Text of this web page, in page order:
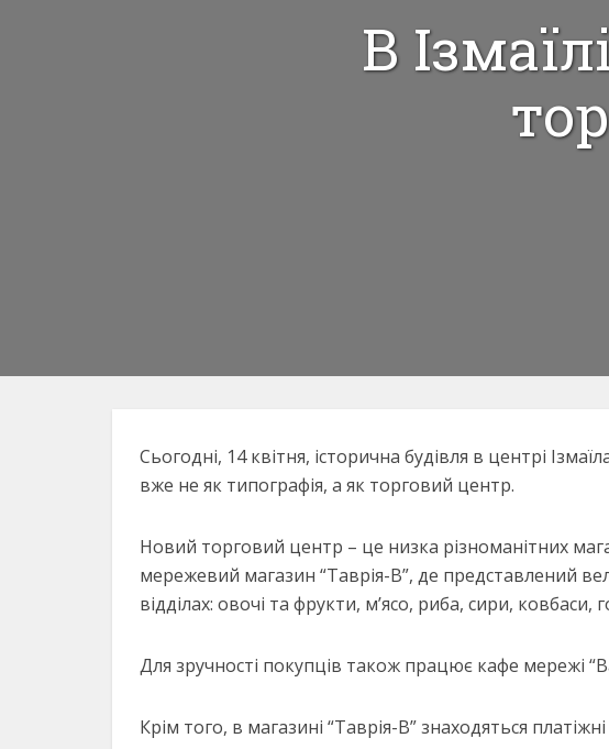
В
Сьогодні, 14 квітня, історична будівля в центрі
вже не як типографія, а як торговий центр.
Новий торговий центр – це низка різноманітних
мережевий магазин “Таврія-В”, де представлений
відділах: овочі та фрукти, мʼясо, риба, сири,
Для зручності покупців також працює кафе мережі
Крім того, в магазині “Таврія-В” знаходяться